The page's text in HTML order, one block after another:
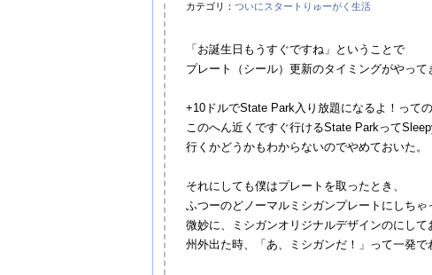
カテゴリ：ついにスタートりゅーがく生活
「お誕生日もうすぐですね」ということで
プレート（シール）更新のタイミングがやって
+10ドルでState Park入り放題になるよ！って
このへん近くですぐ行けるState Parkって
行くかどうかもわからないのでやめておいた。
それにしても僕はプレートを取ったとき、
ふつーのどノーマルミシガンプレートにしちゃ
微妙に、ミシガンオリジナルデザインのにして
州外出た時、「あ、ミシガンだ！」って一発で